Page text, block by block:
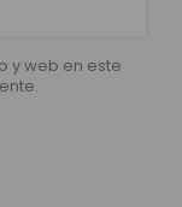
y web en este